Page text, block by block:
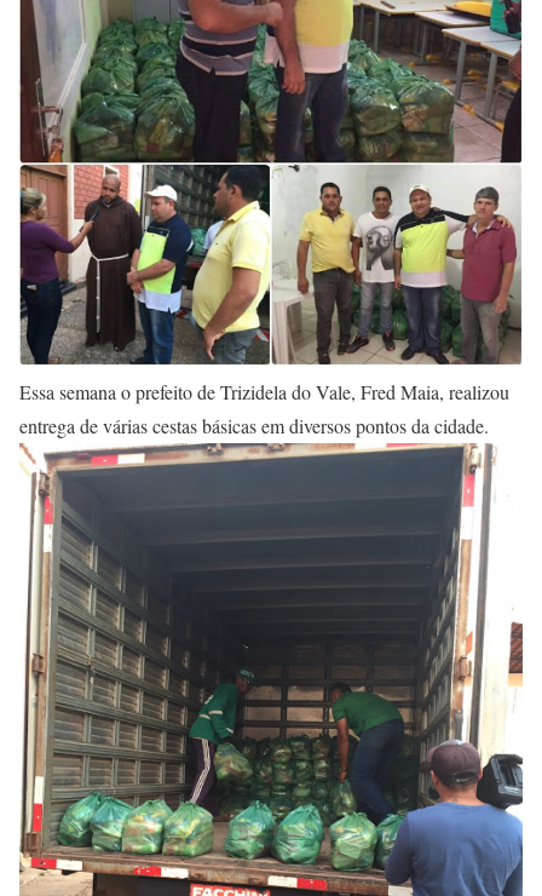
Essa semana o prefeito de Trizidela do Vale, Fred Maia, realizou
entrega de várias cestas básicas em diversos pontos da cidade.